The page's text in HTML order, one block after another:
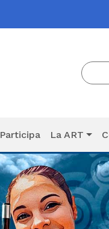
Participa La ART